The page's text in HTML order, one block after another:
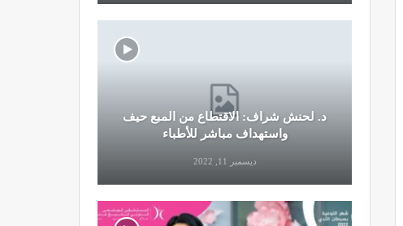
د. لحنش شراف: الاقتطاع من المبع حيف
واستهداف مباشر للأطباء
ديسمبر 11, 2022